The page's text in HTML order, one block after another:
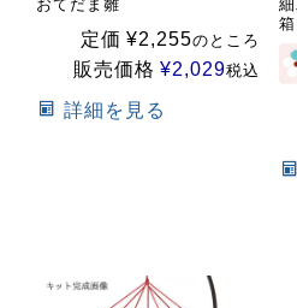
おてだま雛
定価 ¥2,255のところ
販売価格 ¥2,029税込
詳細を見る
箱